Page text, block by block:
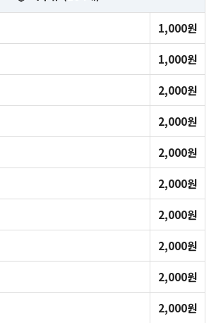
1,000원
1,000원
2,000원
2,000원
2,000원
2,000원
2,000원
2,000원
2,000원
2,000원